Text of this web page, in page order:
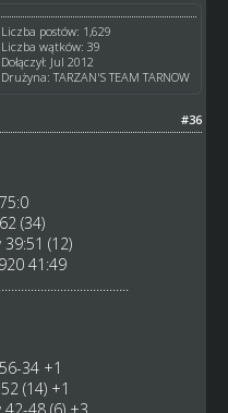
Liczba postów: 1,629
Liczba wątków: 39
Dołączył: Jul 2012
Drużyna: TARZAN'S TEAM TARNOW
#36
(34)
(12)
41:49
34 +1
(14) +1
42-48 (6) +3